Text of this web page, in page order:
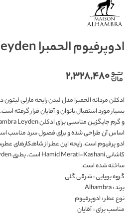
ادوپرفیوم الحمبرا leyden حجم 100
۲,۳۲۸,۴۸۰
ادکلن مردانه الحمبرا مدل لیدن رایحه مارلی
بسیار مورد استقبال بانوان و آقایان قرار گرفته
اساس آن طراحی شده و برای فصول سرد مناسب
ادو پرفیوم است. رایحه این عطر از شاهکارهای
ساخته شده است.
گروه بویایی : شرقی گلی
برند : Alhambra
نوع عطر : ادوپرفیوم
مناسب برای : آقایان